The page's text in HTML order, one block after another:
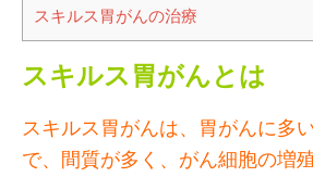
スキルス胃がんの治療
スキルス胃がんとは
スキルス胃がんは、胃がんに多
で、間質が多く、がん細胞の増